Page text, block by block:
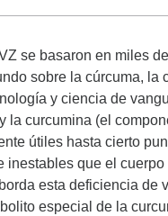
se basaron en miles
sobre la cúrcuma, la
y ciencia de
la curcumina (el
útiles hasta cierto
inestables que el
esta deficiencia de
especial de la